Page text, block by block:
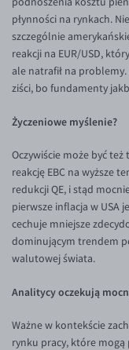
JPY/PLN
NZD/PLN
RON/PLN
TRY/PLN
ZAR/PLN
EUR/USD
EUR/GBP
EUR/CHF
EUR/CZK
EUR/SEK
Przelewy
Słowniczek
płynności na rynkach.
szczególnie
reakcji na EUR/USD,
ale natrafił na problemy.
ziści, bo fundamenty
Życzeniowe myślenie?
Oczywiście może być
reakcję EBC na wyższe
redukcji QE, i stąd
pierwsze inflacja w USA
cechuje mniejsze
dominującym trendem
walutowej świata.
Analitycy oczekują
Ważne w kontekście
rynku pracy, które